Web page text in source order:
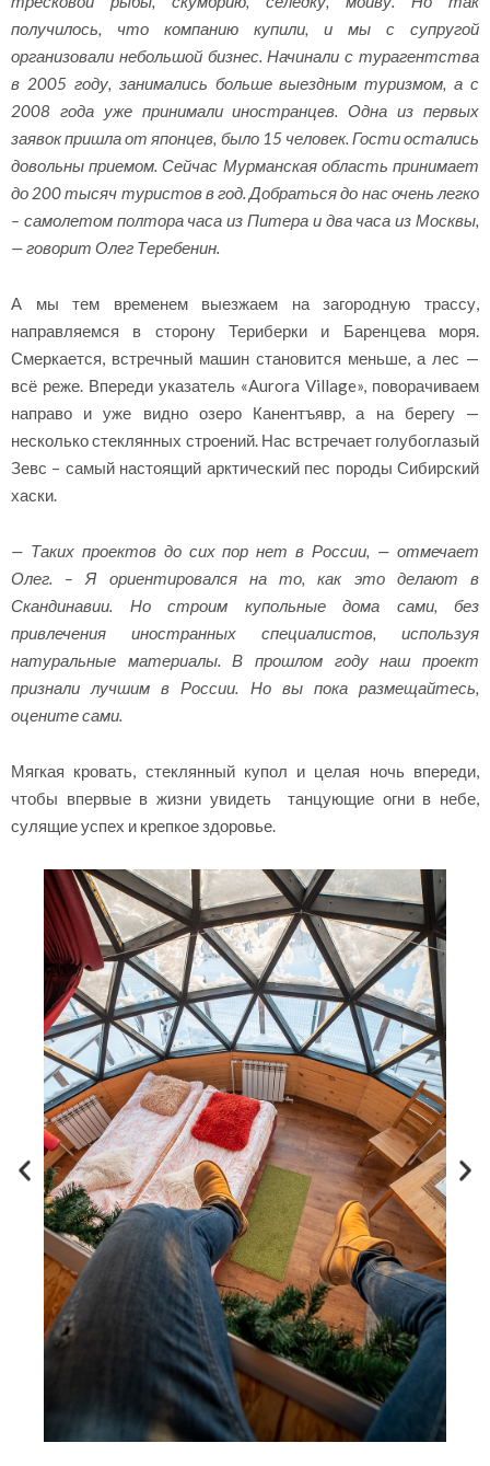
получилось, что компанию купили, и мы с супругой
организовали небольшой бизнес. Начинали с турагентства
в 2005 году, занимались больше выездным туризмом, а с
2008 года уже принимали иностранцев. Одна из первых
заявок пришла от японцев, было 15 человек. Гости остались
довольны приемом. Сейчас Мурманская область принимает
до 200 тысяч туристов в год. Добраться до нас очень легко
– самолетом полтора часа из Питера и два часа из Москвы,
— говорит Олег Теребенин.
А мы тем временем выезжаем на загородную трассу,
направляемся в сторону Териберки и Баренцева моря.
Смеркается, встречный машин становится меньше, а лес —
всё реже. Впереди указатель «Aurora Village», поворачиваем
направо и уже видно озеро Канентъявр, а на берегу —
несколько стеклянных строений. Нас встречает голубоглазый
Зевс – самый настоящий арктический пес породы Сибирский
хаски.
— Таких проектов до сих пор нет в России, — отмечает
Олег. – Я ориентировался на то, как это делают в
Скандинавии. Но строим купольные дома сами, без
привлечения иностранных специалистов, используя
натуральные материалы. В прошлом году наш проект
признали лучшим в России. Но вы пока размещайтесь,
оцените сами.
Мягкая кровать, стеклянный купол и целая ночь впереди,
чтобы впервые в жизни увидеть танцующие огни в небе,
сулящие успех и крепкое здоровье.